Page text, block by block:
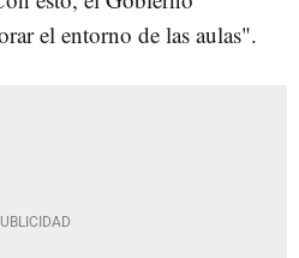
el entorno de las aulas".